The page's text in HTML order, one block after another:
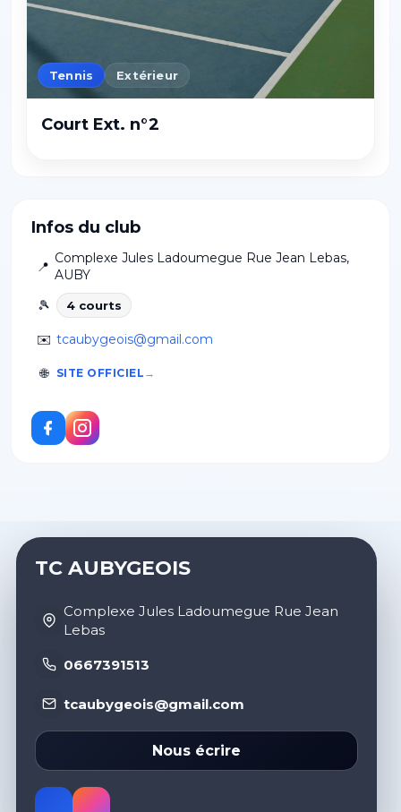
Infos du club
📍
Complexe Jules Ladoumegue Rue Jean Lebas,
AUBY
🎾
4 courts
✉️ tcaubygeois@gmail.com
🌐 SITE OFFICIEL
Tennis Extérieur
Court Ext. n°2
TC AUBYGEOIS
Complexe Jules Ladoumegue Rue Jean
Lebas
0667391513
tcaubygeois@gmail.com
Nous écrire